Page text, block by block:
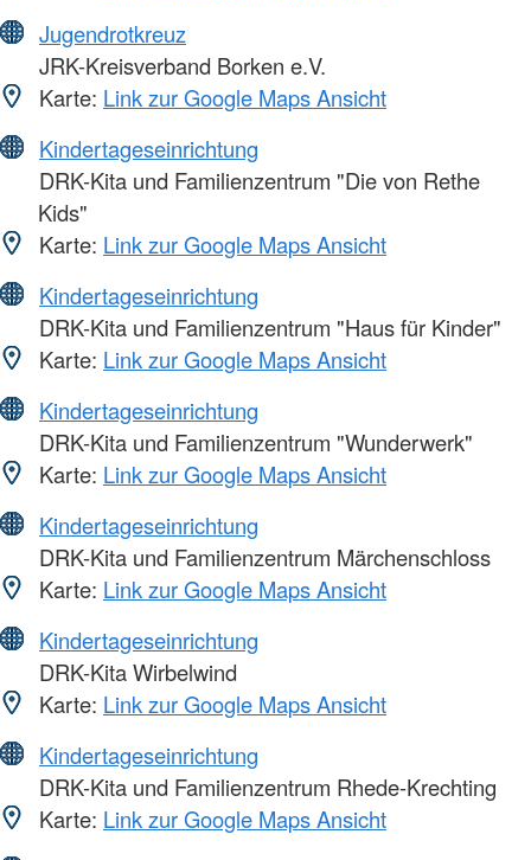
Jugendrotkreuz
JRK-Kreisverband Borken e.V.
Karte: Link zur Google Maps Ansicht
Kindertageseinrichtung
DRK-Kita und Familienzentrum "Die von Rethe
Kids"
Karte: Link zur Google Maps Ansicht
Kindertageseinrichtung
DRK-Kita und Familienzentrum "Haus für Kinder"
Karte: Link zur Google Maps Ansicht
Kindertageseinrichtung
DRK-Kita und Familienzentrum "Wunderwerk"
Karte: Link zur Google Maps Ansicht
Kindertageseinrichtung
DRK-Kita und Familienzentrum Märchenschloss
Karte: Link zur Google Maps Ansicht
Kindertageseinrichtung
DRK-Kita Wirbelwind
Karte: Link zur Google Maps Ansicht
Kindertageseinrichtung
DRK-Kita und Familienzentrum Rhede-Krechting
Karte: Link zur Google Maps Ansicht